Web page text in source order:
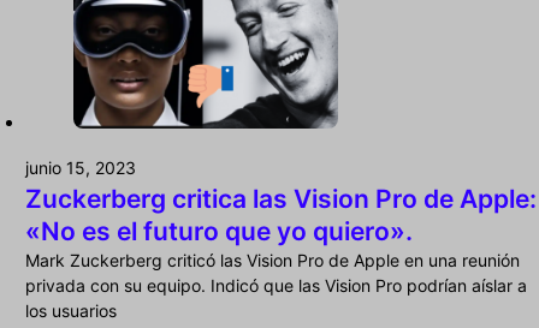
junio 15, 2023
Zuckerberg critica las Vision Pro de Apple:
«No es el futuro que yo quiero».
Mark Zuckerberg criticó las Vision Pro de Apple en una reunión
privada con su equipo. Indicó que las Vision Pro podrían aíslar a
los usuarios